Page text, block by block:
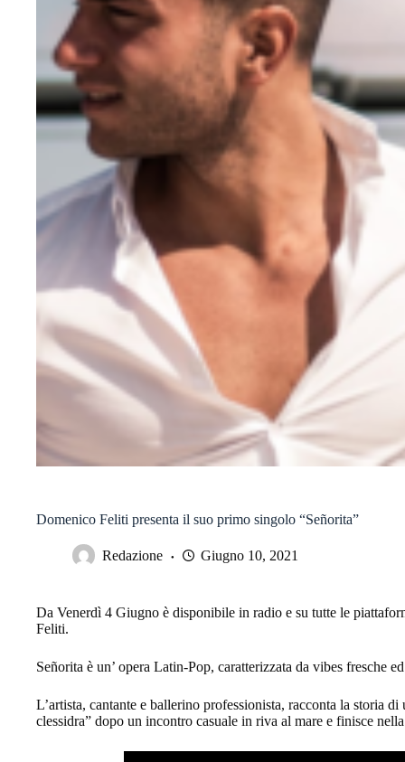
Domenico Feliti presenta il suo primo singolo “Señorita”
Redazione Giugno 10, 2021
Da Venerdì 4 Giugno è disponibile in radio e su tutte le
Feliti.
Señorita è un’ opera Latin-Pop, caratterizzata da vibes fresche
L’artista, cantante e ballerino professionista, racconta la storia
clessidra” dopo un incontro casuale in riva al mare e finisce